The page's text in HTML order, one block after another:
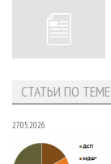
СТАТЬИ ПО ТЕМЕ
27.05.2026